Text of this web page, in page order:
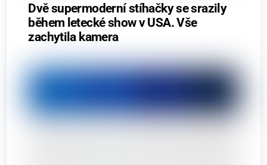
Dvě supermoderní stíhačky se srazily
během letecké show v USA. Vše
zachytila kamera